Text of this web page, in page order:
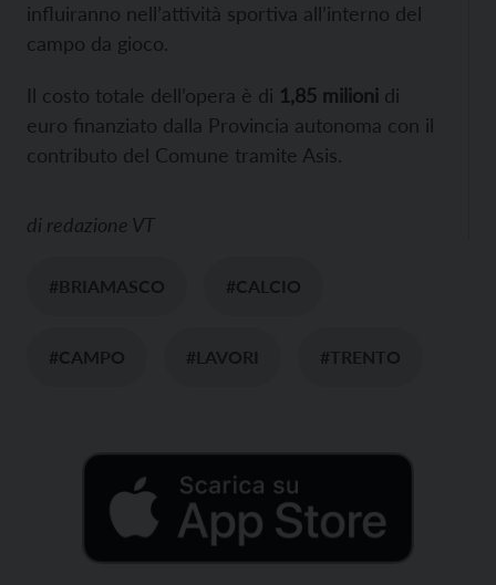
influiranno nell’attività sportiva all’interno del
campo da gioco.
Il costo totale dell’opera è di 1,85 milioni di
euro finanziato dalla Provincia autonoma con il
contributo del Comune tramite Asis.
di redazione VT
#BRIAMASCO #CALCIO
#CAMPO #LAVORI #TRENTO